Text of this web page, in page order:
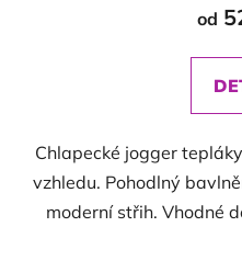
od
Chlapecké jogger
vzhledu. Pohodlný
moderní střih. Vhodné